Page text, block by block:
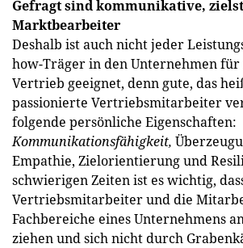
Gefragt sind kommunikative,
Marktbearbeiter
Deshalb ist auch nicht jeder
how-Träger in den Unternehmen für
Vertrieb geeignet, denn gute, das
passionierte Vertriebsmitarbeiter
folgende persönliche Eigenschaften:
Kommunikationsfähigkeit,
Empathie, Zielorientierung und
schwierigen Zeiten ist es wichtig,
Vertriebsmitarbeiter und die
Fachbereiche eines Unternehmens
ziehen und sich nicht durch